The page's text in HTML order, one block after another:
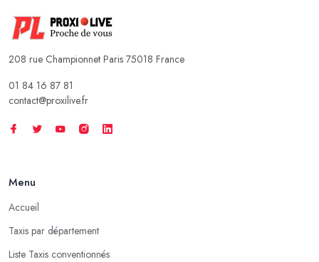
208 rue Championnet Paris 75018 France
01 84 16 87 81
contact@proxilive.fr
Menu
Accueil
Taxis par département
Liste Taxis conventionnés